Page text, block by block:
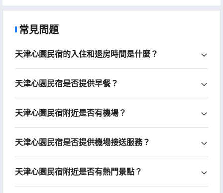
常見問題
天津心園民宿的入住和退房時間是什麼？
天津心園民宿是否提供早餐？
天津心園民宿附近是否有機場？
天津心園民宿是否提供機場接送服務？
天津心園民宿附近是否有熱門景點？